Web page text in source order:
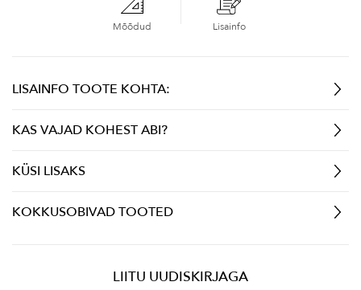
Mõõdud Lisainfo
LISAINFO TOOTE KOHTA:
KAS VAJAD KOHEST ABI?
KÜSI LISAKS
KOKKUSOBIVAD TOOTED
LIITU UUDISKIRJAGA